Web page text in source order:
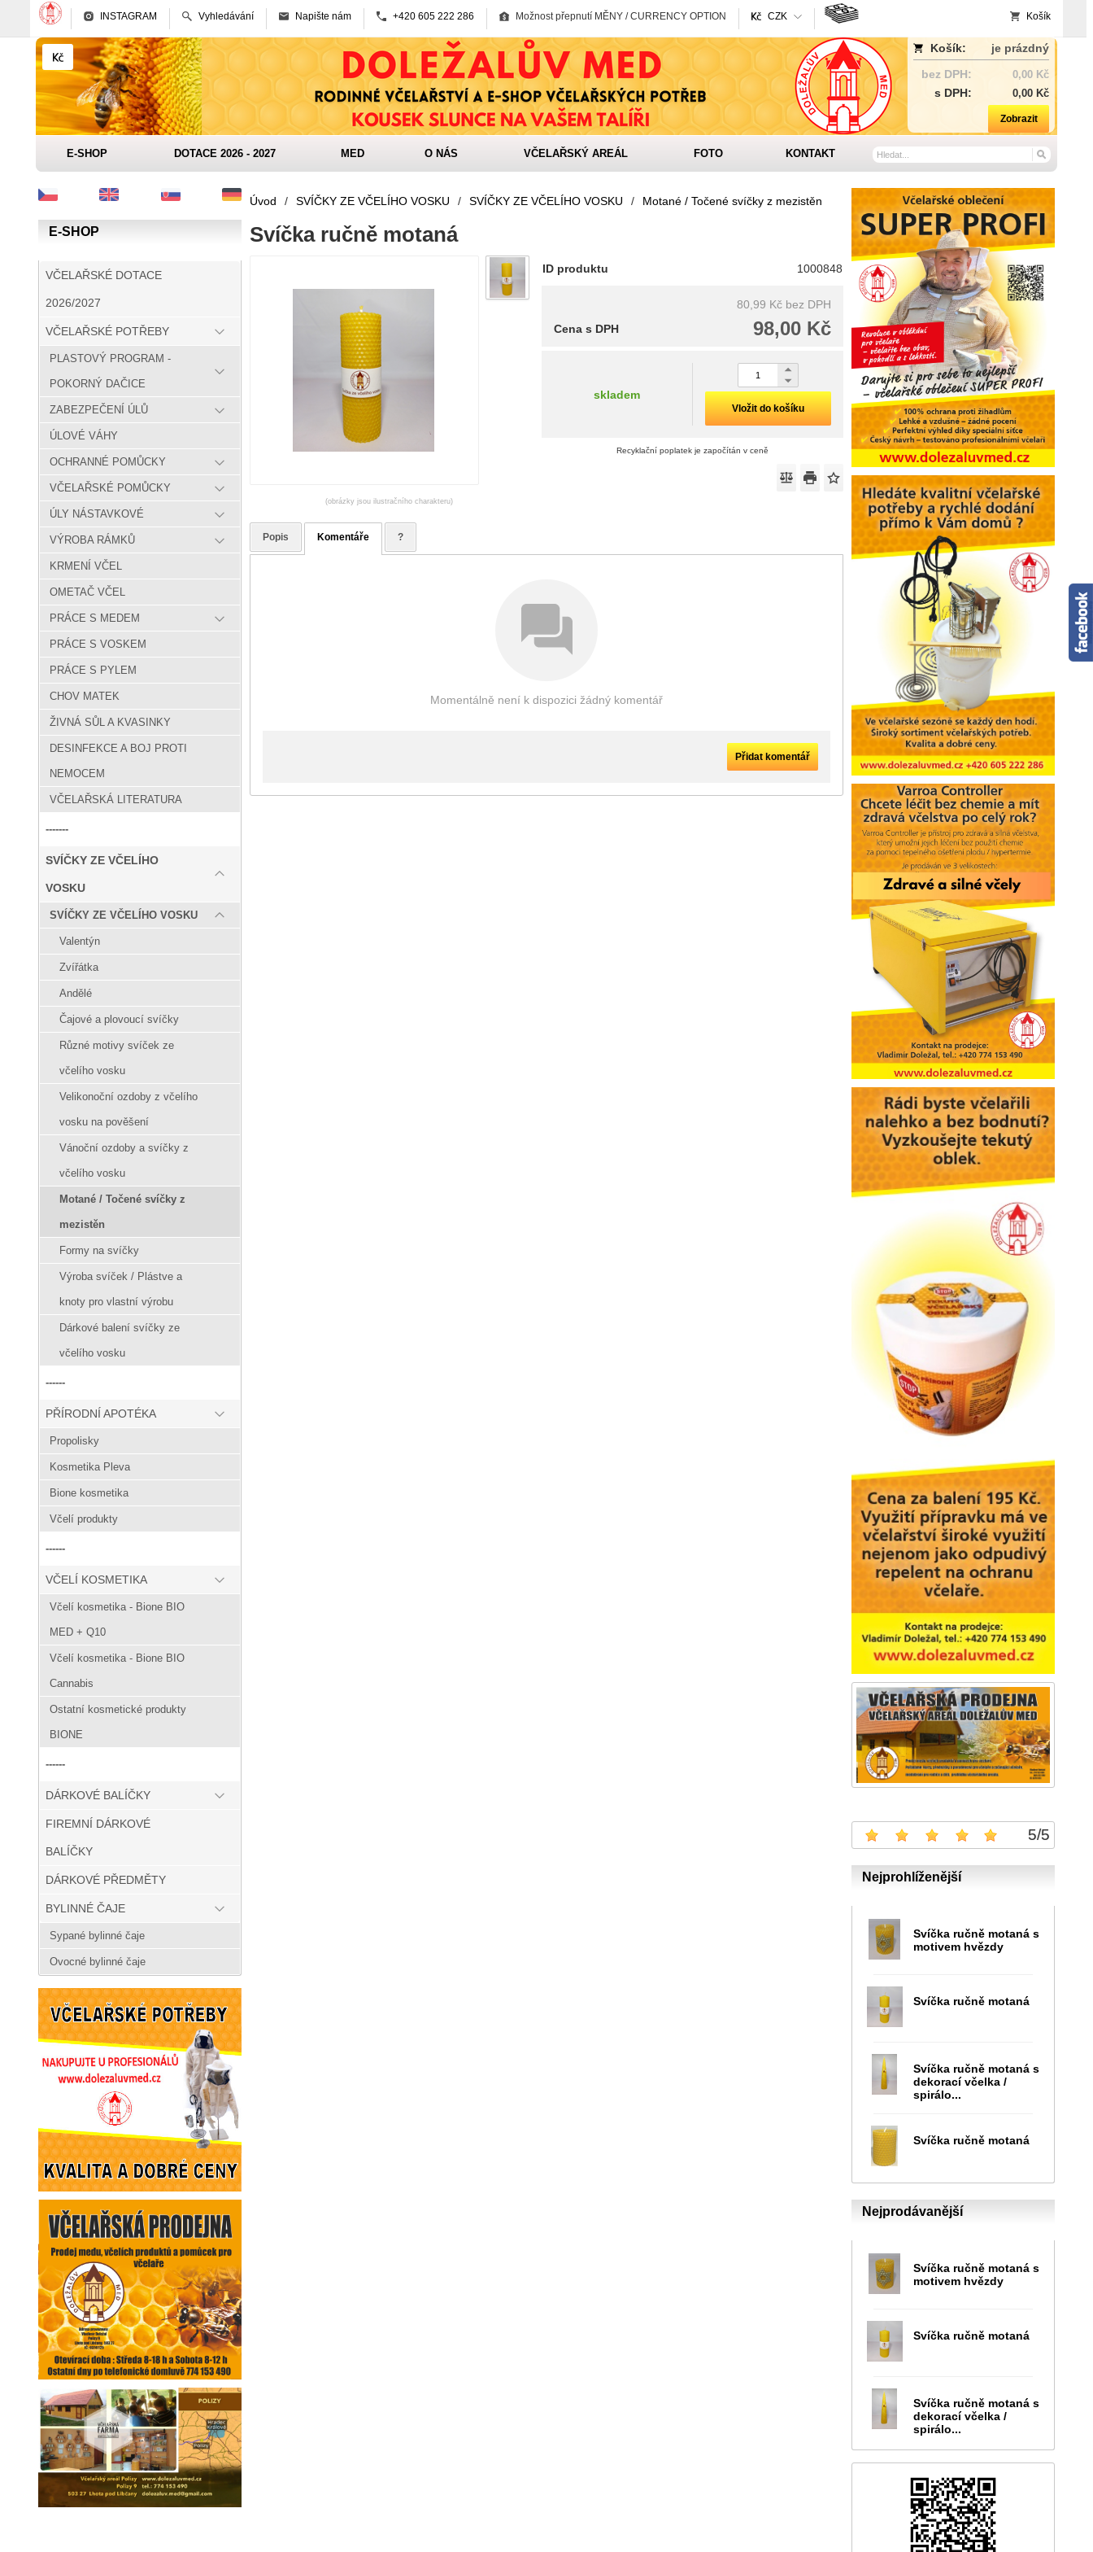
INSTAGRAM Vyhledávání Napište nám +420 605 222 286 Možnost přepnutí MĚNY / CURRENCY OPTION CZK Košík
Košík:
je prázdný
bez DPH:
0,00 Kč
s DPH: 0,00 Kč
Zobrazit
E-SHOP DOTACE 2026 - 2027 MED O NÁS VČELAŘSKÝ AREÁL FOTO KONTAKT
E-SHOP
VČELAŘSKÉ DOTACE
2026/2027
VČELAŘSKÉ POTŘEBY
PLASTOVÝ PROGRAM -
POKORNÝ DAČICE
ZABEZPEČENÍ ÚLŮ
ÚLOVÉ VÁHY
OCHRANNÉ POMŮCKY
VČELAŘSKÉ POMŮCKY
ÚLY NÁSTAVKOVÉ
VÝROBA RÁMKŮ
KRMENÍ VČEL
OMETAČ VČEL
PRÁCE S MEDEM
PRÁCE S VOSKEM
PRÁCE S PYLEM
CHOV MATEK
ŽIVNÁ SŮL A KVASINKY
DESINFEKCE A BOJ PROTI
NEMOCEM
VČELAŘSKÁ LITERATURA
-------
SVÍČKY ZE VČELÍHO
VOSKU
SVÍČKY ZE VČELÍHO VOSKU
Valentýn
Zvířátka
Andělé
Čajové a plovoucí svíčky
Různé motivy svíček ze
včelího vosku
Velikonoční ozdoby z včelího
vosku na pověšení
Vánoční ozdoby a svíčky z
včelího vosku
Motané / Točené svíčky z
mezistěn
Formy na svíčky
Výroba svíček / Plástve a
knoty pro vlastní výrobu
Dárkové balení svíčky ze
včelího vosku
------
PŘÍRODNÍ APOTÉKA
Propolisky
Kosmetika Pleva
Bione kosmetika
Včelí produkty
------
VČELÍ KOSMETIKA
Včelí kosmetika - Bione BIO
MED + Q10
Včelí kosmetika - Bione BIO
Cannabis
Ostatní kosmetické produkty
BIONE
------
DÁRKOVÉ BALÍČKY
FIREMNÍ DÁRKOVÉ
BALÍČKY
DÁRKOVÉ PŘEDMĚTY
BYLINNÉ ČAJE
Sypané bylinné čaje
Ovocné bylinné čaje
5/5
Nejprohlíženější
Svíčka ručně motaná s
motivem hvězdy
Svíčka ručně motaná
Svíčka ručně motaná s
dekorací včelka /
spirálo...
Svíčka ručně motaná
Nejprodávanější
Svíčka ručně motaná s
motivem hvězdy
Svíčka ručně motaná
Svíčka ručně motaná s
dekorací včelka /
spirálo...
Úvod / SVÍČKY ZE VČELÍHO VOSKU / SVÍČKY ZE VČELÍHO VOSKU / Motané / Točené svíčky z mezistěn
Svíčka ručně motaná
(obrázky jsou ilustračního charakteru)
ID produktu 1000848
80,99 Kč bez DPH
98,00 Kč
Cena s DPH
skladem
Vložit do košíku
Recyklační poplatek je započítán v ceně
Popis Komentáře ?
Momentálně není k dispozici žádný komentář
Přidat komentář